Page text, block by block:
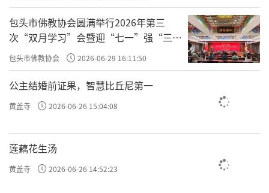
包头市佛教协会圆满举行2026年第三
次“双月学习”会暨迎“七一”强“三
爱”主题书画笔会
包头市佛教协会 2026-06-29 16:11:50
公主结婚前证果，智慧比丘尼第一
黄盖寺 2026-06-26 15:04:08
莲藕花生汤
黄盖寺 2026-06-26 14:52:23